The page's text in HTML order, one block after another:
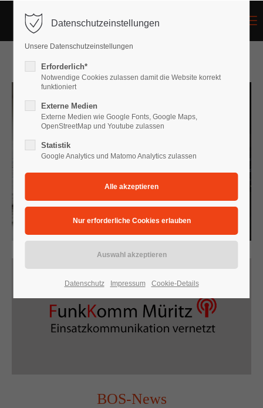
Login
Passwort
Lorem ipsum dolor sit amet:
24h/ 365days
Get in touchBOS-News
Datenschutzeinstellungen
Unsere Datenschutzeinstellungen
Erforderlich*
Notwendige Cookies zulassen damit die Website korrekt
funktioniert
Externe Medien
Externe Medien wie Google Fonts, Google Maps,
OpenStreetMap und Youtube zulassen
Statistik
Google Analytics und Matomo Analytics zulassen
Datenschutz Impressum Cookie-Details